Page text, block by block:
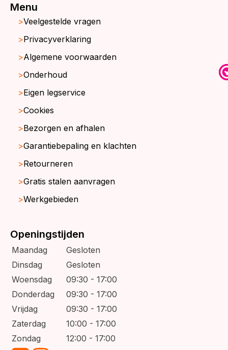
Menu
Veelgestelde vragen
Privacyverklaring
Algemene voorwaarden
Onderhoud
Eigen legservice
Cookies
Bezorgen en afhalen
Garantiebepaling en klachten
Retourneren
Gratis stalen aanvragen
Werkgebieden
Openingstijden
Maandag
Gesloten
Dinsdag
Gesloten
Woensdag
09:30 - 17:00
Donderdag
09:30 - 17:00
Vrijdag
09:30 - 17:00
Zaterdag
10:00 - 17:00
Zondag
12:00 - 17:00